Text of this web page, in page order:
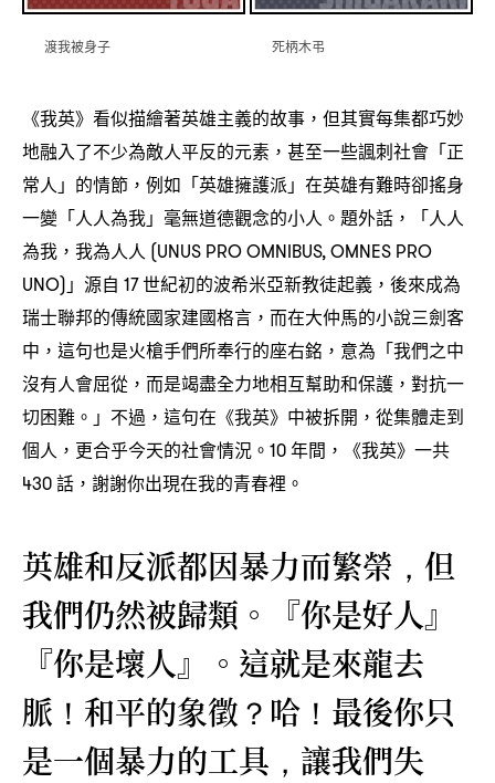
渡我被身子 死柄木弔
《我英》看似描繪著英雄主義的故事 ， 但其實每集都巧妙
地融入了不少為敵人平反的元素 ， 甚至一些諷刺社會「正
常人」的情節 ， 例如「英雄擁護派」在英雄有難時卻搖身
一變「人人為我」毫無道德觀念的小人。題外話 ，
「人人
為我 ， 我為人人 (UNUS PRO OMNIBUS, OMNES PRO
UNO) 」源自 17世紀初的波希米亞新教徒起義 ， 後來成為
瑞士聯邦的傳統國家建國格言 ， 而在大仲馬的小說三劍客
中 ， 這句也是火槍手們所奉行的座右銘 ， 意為「我們之中
沒有人會屈從 ， 而是竭盡全力地相互幫助和保護 ， 對抗一
切困難。」不過 ， 這句在《我英》中被拆開 ， 從集體走到
個人 ， 更合乎今天的社會情況。 10年間 ， 《我英》一共
430話 ， 謝謝你出現在我的青春裡。
英雄和反派都因暴力而繁榮 ， 但
我們仍然被歸類。『你是好人』
『你是壞人』。這就是來龍去
脈 ！ 和平的象徵 ？ 哈 ！ 最後你只
是一個暴力的工具 ， 讓我們失